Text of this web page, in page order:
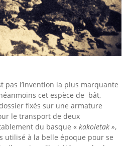
pas l’invention la plus marquante
cet espèce de bât,
fixés sur une armature
le transport de deux
du basque «kakoletak »,
utilisé à la belle époque pour se